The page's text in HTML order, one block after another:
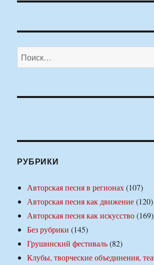
Искать:
РУБРИКИ
Авторская песня в регионах(107)
Авторская песня как движение(120)
Авторская песня как искусство(169)
Без рубрики (145)
Грушинский фестиваль(82)
Клубы, творческие объединения,